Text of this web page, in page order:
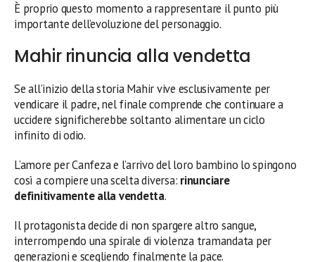
È proprio questo momento a rappresentare il punto più
importante dell’evoluzione del personaggio.
Mahir rinuncia alla vendetta
Se all’inizio della storia Mahir vive esclusivamente per
vendicare il padre, nel finale comprende che continuare a
uccidere significherebbe soltanto alimentare un ciclo
infinito di odio.
L’amore per Canfeza e l’arrivo del loro bambino lo spingono
così a compiere una scelta diversa: rinunciare
definitivamente alla vendetta.
Il protagonista decide di non spargere altro sangue,
interrompendo una spirale di violenza tramandata per
generazioni e scegliendo finalmente la pace.